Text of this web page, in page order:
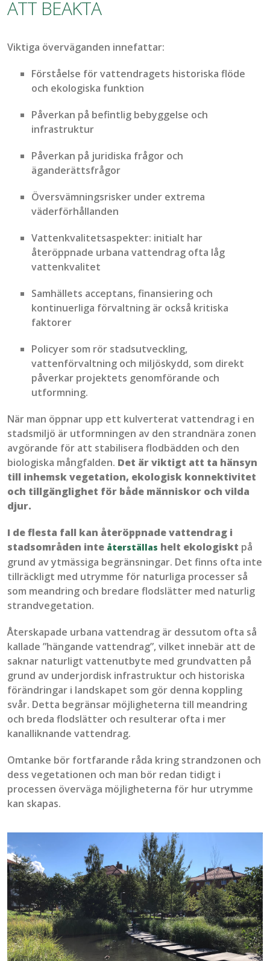
ATT BEAKTA
Viktiga överväganden innefattar:
Förståelse för vattendragets historiska flöde
och ekologiska funktion
Påverkan på befintlig bebyggelse och
infrastruktur
Påverkan på juridiska frågor och
äganderättsfrågor
Översvämningsrisker under extrema
väderförhållanden
Vattenkvalitetsaspekter: initialt har
återöppnade urbana vattendrag ofta låg
vattenkvalitet
Samhällets acceptans, finansiering och
kontinuerliga förvaltning är också kritiska
faktorer
Policyer som rör stadsutveckling,
vattenförvaltning och miljöskydd, som direkt
påverkar projektets genomförande och
utformning.
När man öppnar upp ett kulverterat vattendrag i en
stadsmiljö är utformningen av den strandnära zonen
avgörande för att stabilisera flodbädden och den
biologiska mångfalden. Det är viktigt att ta hänsyn
till inhemsk vegetation, ekologisk konnektivitet
och tillgänglighet för både människor och vilda
djur.
I de flesta fall kan återöppnade vattendrag i
stadsområden inte återställas helt ekologiskt på
grund avytmässiga begränsningar. Det finns ofta inte
tillräckligt med utrymme för naturliga processer så
som meandring och bredare flodslätter med naturlig
strandvegetation.
Återskapade urbana vattendrag är dessutom ofta så
kallade ”hängande vattendrag”, vilket innebär att de
saknar naturligt vattenutbyte med grundvatten på
grund av underjordisk infrastruktur och historiska
förändringar i landskapet som gör denna koppling
svår. Detta begränsar möjligheterna till meandring
och breda flodslätter och resulterar ofta i mer
kanalliknande vattendrag.
Omtanke bör fortfarande råda kring strandzonen och
dess vegetationen och man bör redan tidigt i
processen överväga möjligheterna för hur utrymme
kan skapas.